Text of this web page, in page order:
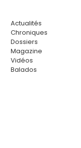
Actualités
Chroniques
Dossiers
Magazine
Vidéos
Balados